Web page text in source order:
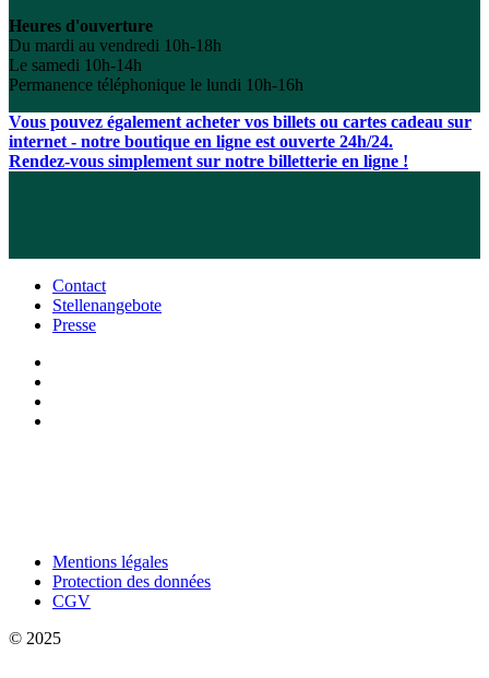
Heures d'ouverture
Du mardi au vendredi 10h-18h
Le samedi 10h-14h
Permanence téléphonique le lundi 10h-16h
Vous pouvez également acheter vos billets ou cartes cadeau sur
internet - notre boutique en ligne est ouverte 24h/24.
Rendez-vous simplement sur notre billetterie en ligne !
Contact
Stellenangebote
Presse
Mentions légales
Protection des données
CGV
© 2025